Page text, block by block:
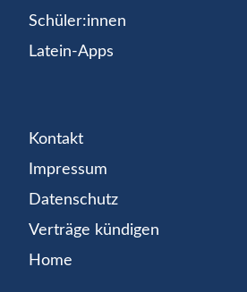
Schüler:innen
Latein-Apps
Kontakt
Impressum
Datenschutz
Verträge kündigen
Home